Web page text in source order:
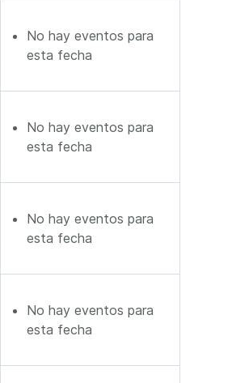
No hay eventos para
esta fecha
No hay eventos para
esta fecha
No hay eventos para
esta fecha
No hay eventos para
esta fecha